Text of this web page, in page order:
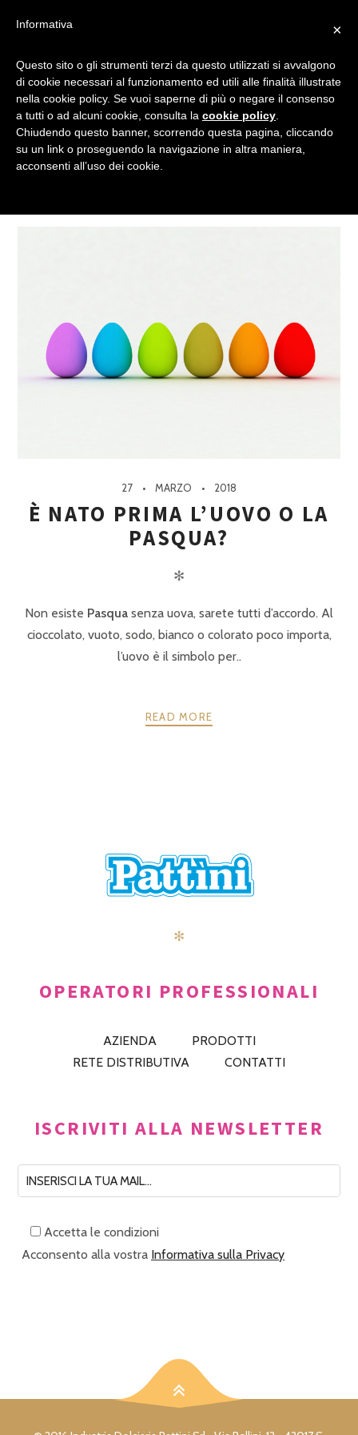
UOVA COLORATE
Tagged
27 MARZO 2018
È NATO PRIMA L’UOVO O LA
PASQUA?
✻
Non esiste Pasqua senza uova, sarete tutti d’accordo. Al
cioccolato, vuoto, sodo, bianco o colorato poco importa,
l’uovo è il simbolo per..
READ MORE
✻
OPERATORI PROFESSIONALI
AZIENDA
PRODOTTI
RETE DISTRIBUTIVA
CONTATTI
ISCRIVITI ALLA NEWSLETTER
Accetta le condizioni
Acconsento alla vostra Informativa sulla Privacy
×
Informativa
Questo sito o gli strumenti terzi da questo utilizzati si avvalgono
di cookie necessari al funzionamento ed utili alle finalità illustrate
nella cookie policy. Se vuoi saperne di più o negare il consenso
a tutti o ad alcuni cookie, consulta la cookie policy
Chiudendo questo banner, scorrendo questa pagina, cliccando
su un link o proseguendo la navigazione in altra maniera,
acconsenti all’uso dei cookie.